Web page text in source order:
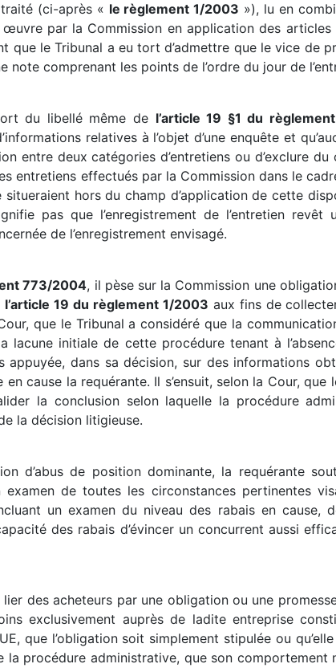
(ci-après « le règlement 1/2003 »), lu en
par la Commission en application des
que le Tribunal a eu tort d’admettre que le vice de
comprenant les points de l’ordre du jour de
du libellé même de l’article 19 §1 du
relatives à l’objet d’une enquête et
entre deux catégories d’entretiens ou d’exclure du
entretiens effectués par la Commission dans le
hors du champ d’application de cette
pas que l’enregistrement de l’entretien
de l’enregistrement envisagé.
773/2004, il pèse sur la Commission une
l’article 19 du règlement 1/2003 aux fins de
que le Tribunal a considéré que la
initiale de cette procédure tenant à
appuyée, dans sa décision, sur des informations
cause la requérante. Il s’ensuit, selon la Cour,
la conclusion selon laquelle la procédure
la décision litigieuse.
d’abus de position dominante, la requérante
examen de toutes les circonstances pertinentes
un examen du niveau des rabais en cause,
des rabais d’évincer un concurrent aussi
des acheteurs par une obligation ou une
exclusivement auprès de ladite entreprise
que l’obligation soit simplement stipulée ou
la procédure administrative, que son comportement